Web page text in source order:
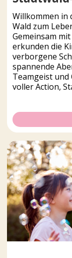
Willkommen in
Wald zum
Gemeinsam
erkunden die
verborgene
spannende
Teamgeist und
voller Action,